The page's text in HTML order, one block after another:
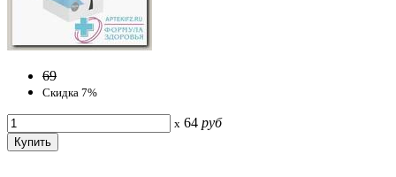
69
Скидка 7%
x 64 руб